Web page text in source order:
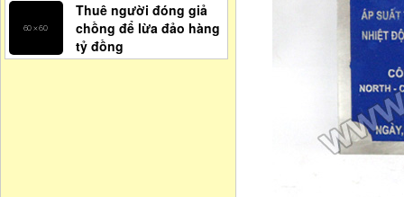
Thuê người đóng giả
chồng để lừa đảo hàng
tỷ đồng